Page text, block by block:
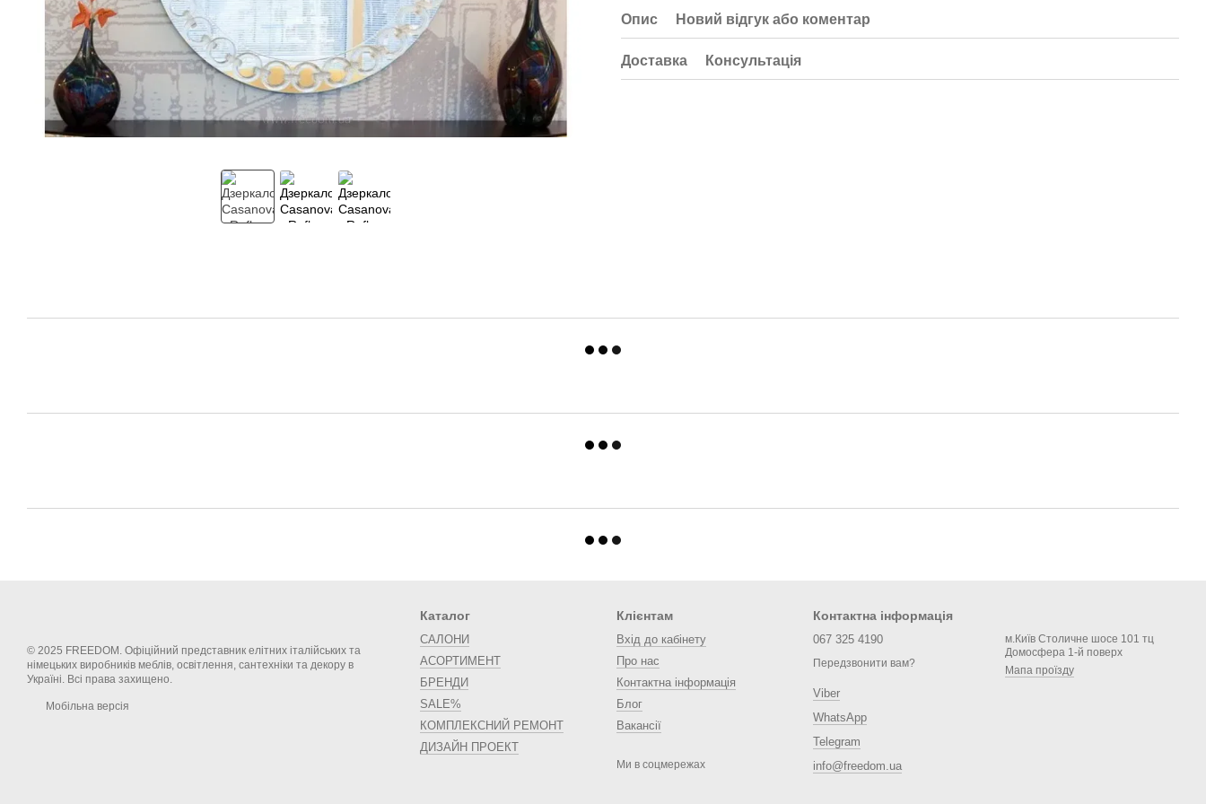
Опис Новий відгук або коментар
Доставка Консультація
© 2025 FREEDOM. Офіційний представник елітних італійських та
німецьких виробників меблів, освітлення, сантехніки та декору в
Україні. Всі права захищено.
Мобільна версія
Каталог
САЛОНИ
АСОРТИМЕНТ
БРЕНДИ
SALE%
КОМПЛЕКСНИЙ РЕМОНТ
ДИЗАЙН ПРОЕКТ
Клієнтам
Вхід до кабінету
Про нас
Контактна інформація
Блог
Вакансії
Ми в соцмережах
Контактна інформація
067 325 4190
Передзвонити вам?
Viber
WhatsApp
Telegram
info@freedom.ua
м.Київ Столичне шосе 101 тц
Домосфера 1-й поверх
Мапа проїзду